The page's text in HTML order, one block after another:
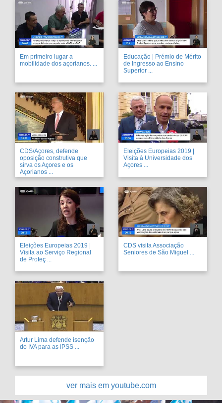
Em primeiro lugar a
mobilidade dos açorianos. ...
Educação | Prémio de Mérito
de Ingresso ao Ensino
Superior ...
CDS/Açores, defende
oposição construtiva que
sirva os Açores e os
Açorianos ...
Eleições Europeias 2019 |
Visita à Universidade dos
Açores ...
Eleições Europeias 2019 |
Visita ao Serviço Regional
de Proteç ...
CDS visita Associação
Seniores de São Miguel ...
Artur Lima defende isenção
do IVA para as IPSS ...
ver mais em youtube.com